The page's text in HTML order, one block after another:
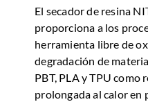
El secador de resina
proporciona a los
herramienta libre de
degradación de
PBT, PLA y TPU como
prolongada al calor en